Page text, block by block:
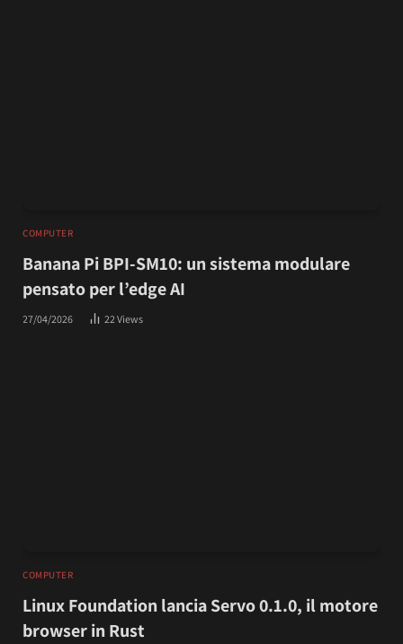
COMPUTER
Banana Pi BPI-SM10: un sistema modulare
pensato per l’edge AI
27/04/2026 22Views
COMPUTER
Linux Foundation lancia Servo 0.1.0, il motore
browser in Rust